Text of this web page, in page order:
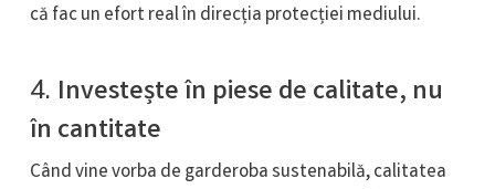
că fac un efort real în direcția protecției mediului.
4. Investește în piese de calitate, nu
în cantitate
Când vine vorba de garderoba sustenabilă, calitatea